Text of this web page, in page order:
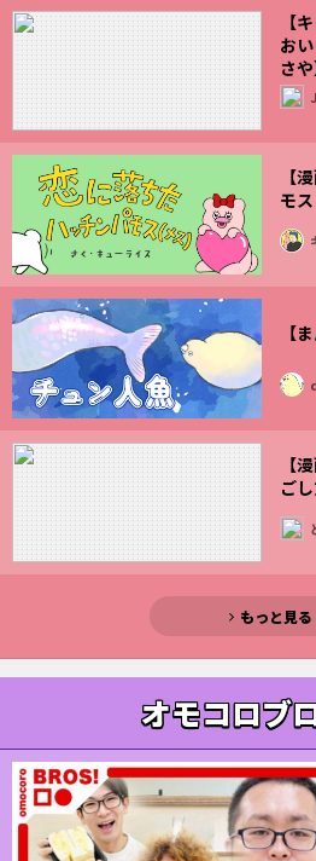
【
お
さや
【
モス
【
【
ご
もっと見る
オモコロブ